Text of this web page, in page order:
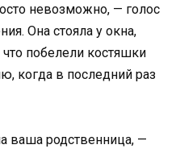
невозможно, — голос
Она стояла у окна,
побелели костяшки
когда в последний раз
ваша родственница, —